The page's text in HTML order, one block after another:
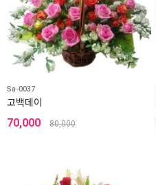
Sa-0037
고백데이
70,000 80,000